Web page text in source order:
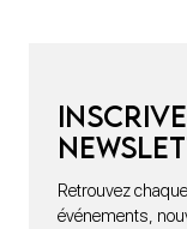
Retrouvez
événements,